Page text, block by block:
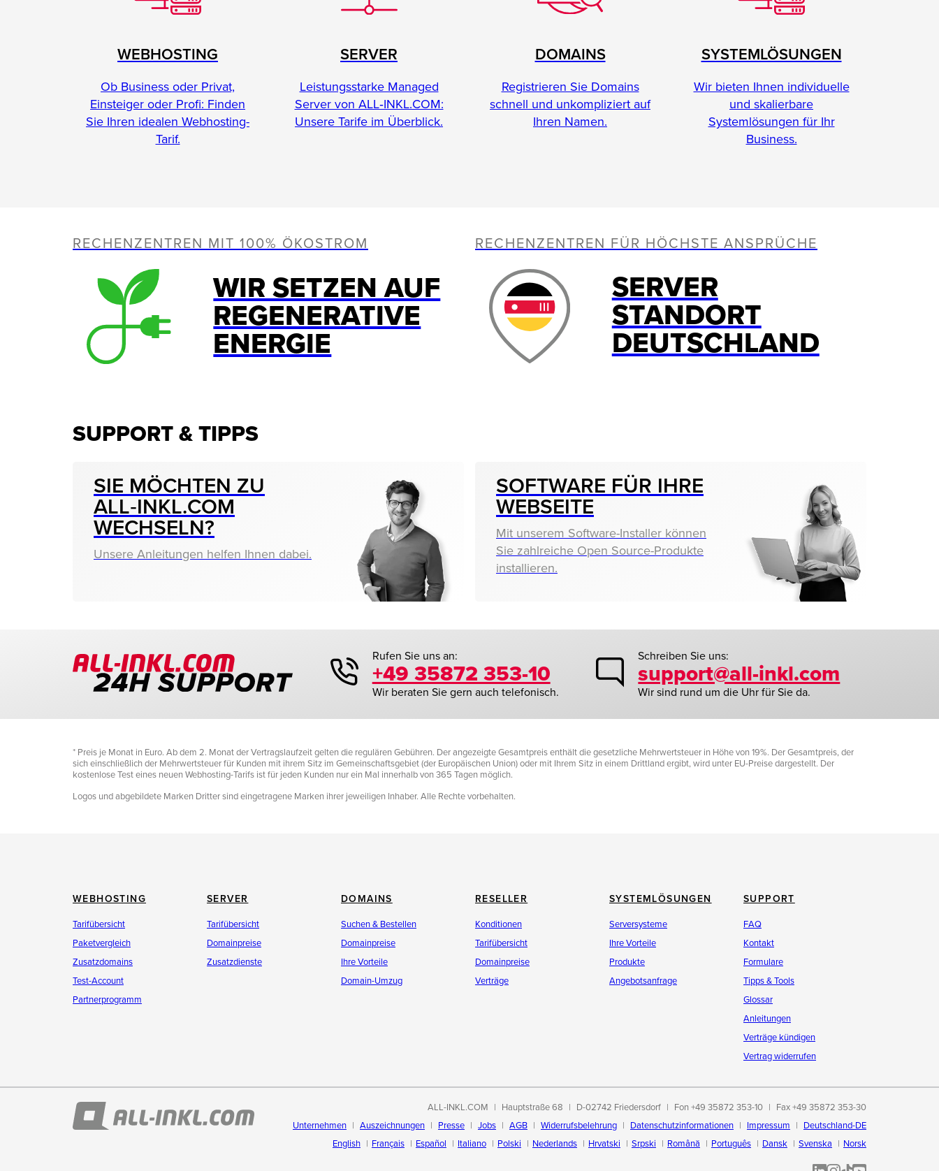
WEBHOSTING
Ob Business oder Privat,
Einsteiger oder Profi: Finden
Sie Ihren idealen Webhosting-
Tarif.
SERVER
Leistungsstarke Managed
Server von ALL‑INKL.COM:
Unsere Tarife im Überblick.
DOMAINS
Registrieren Sie Domains
schnell und unkompliziert auf
Ihren Namen.
SYSTEMLÖSUNGEN
Wir bieten Ihnen individuelle
und skalierbare
Systemlösungen für Ihr
Business.
RECHENZENTREN MIT 100% ÖKOSTROM
WIR SETZEN AUF
REGENERATIVE
ENERGIE
RECHENZENTREN FÜR HÖCHSTE ANSPRÜCHE
SERVER
STANDORT
DEUTSCHLAND
SUPPORT & TIPPS
SIE MÖCHTEN ZU
ALL‑INKL.COM
WECHSELN?
Unsere Anleitungen helfen Ihnen dabei.
SOFTWARE FÜR IHRE
WEBSEITE
Mit unserem Software-Installer können
Sie zahlreiche Open Source-Produkte
installieren.
Rufen Sie uns an:
+49 35872 353-10
Wir beraten Sie gern auch telefonisch.
Schreiben Sie uns:
support@all-inkl.com
Wir sind rund um die Uhr für Sie da.
* Preis je Monat in Euro. Ab dem 2. Monat der Vertragslaufzeit gelten die regulären Gebühren. Der angezeigte Gesamtpreis enthält die gesetzliche Mehrwertsteuer in Höhe von 19%. Der Gesamtpreis, der
sich einschließlich der Mehrwertsteuer für Kunden mit ihrem Sitz im Gemeinschaftsgebiet (der Europäischen Union) oder mit Ihrem Sitz in einem Drittland ergibt, wird unter EU-Preise dargestellt. Der
kostenlose Test eines neuen Webhosting-Tarifs ist für jeden Kunden nur ein Mal innerhalb von 365 Tagen möglich.
Logos und abgebildete Marken Dritter sind eingetragene Marken ihrer jeweiligen Inhaber. Alle Rechte vorbehalten.
WEBHOSTING
Tarifübersicht
Paketvergleich
Zusatzdomains
Test-Account
Partnerprogramm
SERVER
Tarifübersicht
Domainpreise
Zusatzdienste
DOMAINS
Suchen & Bestellen
Domainpreise
Ihre Vorteile
Domain-Umzug
RESELLER
Konditionen
Tarifübersicht
Domainpreise
Verträge
SYSTEMLÖSUNGEN
Serversysteme
Ihre Vorteile
Produkte
Angebotsanfrage
SUPPORT
FAQ
Kontakt
Formulare
Tipps & Tools
Glossar
Anleitungen
Verträge kündigen
Vertrag widerrufen
ALL-INKL.COM Hauptstraße 68 D-02742 Friedersdorf Fon +49 35872 353-10
Fax +49 35872 353-30
Unternehmen
Auszeichnungen Presse Jobs AGB Widerrufsbelehrung Datenschutzinformationen Impressum
Deutschland-DE
English
Français Español Italiano Polski Nederlands Hrvatski Srpski Română Português Dansk Svenska Norsk